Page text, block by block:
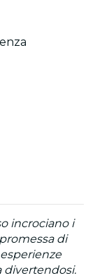
incrociano i
di
divertendosi.